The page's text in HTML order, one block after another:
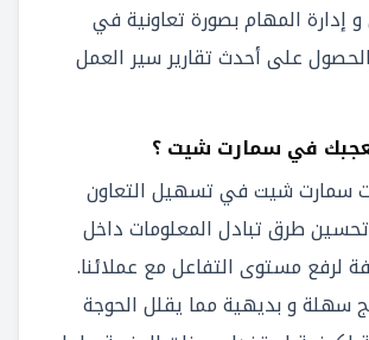
إدارة المهام بصورة تعاونية في
على أحدث تقارير سير العمل
في سمارت شيت ؟
سمارت شيت في تسهيل التعاون
طرق تبادل المعلومات داخل
لرفع مستوى التفاعل مع عملائنا.
سهلة و بديهية مما يقلل الحوجة